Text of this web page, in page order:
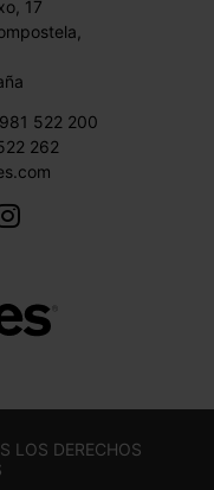
17
522 200
262
LOS DERECHOS